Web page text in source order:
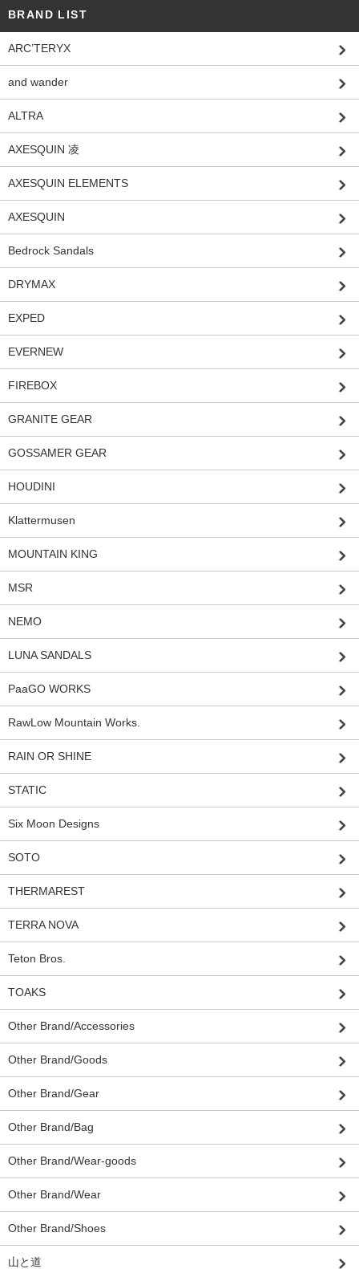
BRAND LIST
ARC’TERYX
and wander
ALTRA
AXESQUIN 凌
AXESQUIN ELEMENTS
AXESQUIN
Bedrock Sandals
DRYMAX
EXPED
EVERNEW
FIREBOX
GRANITE GEAR
GOSSAMER GEAR
HOUDINI
Klattermusen
MOUNTAIN KING
MSR
NEMO
LUNA SANDALS
PaaGO WORKS
RawLow Mountain Works.
RAIN OR SHINE
STATIC
Six Moon Designs
SOTO
THERMAREST
TERRA NOVA
Teton Bros.
TOAKS
Other Brand/Accessories
Other Brand/Goods
Other Brand/Gear
Other Brand/Bag
Other Brand/Wear-goods
Other Brand/Wear
Other Brand/Shoes
山と道